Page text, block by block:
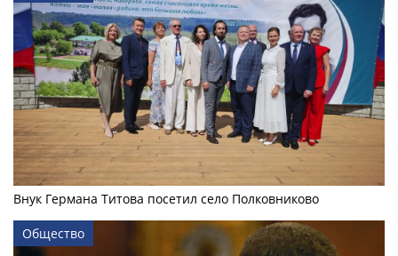
Внук Германа Титова посетил село Полковниково
Общество